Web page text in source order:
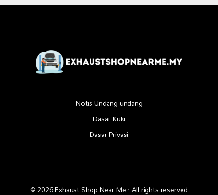
Notis Undang-undang
Dasar Kuki
Dasar Privasi
© 2026 Exhaust Shop Near Me · All rights reserved